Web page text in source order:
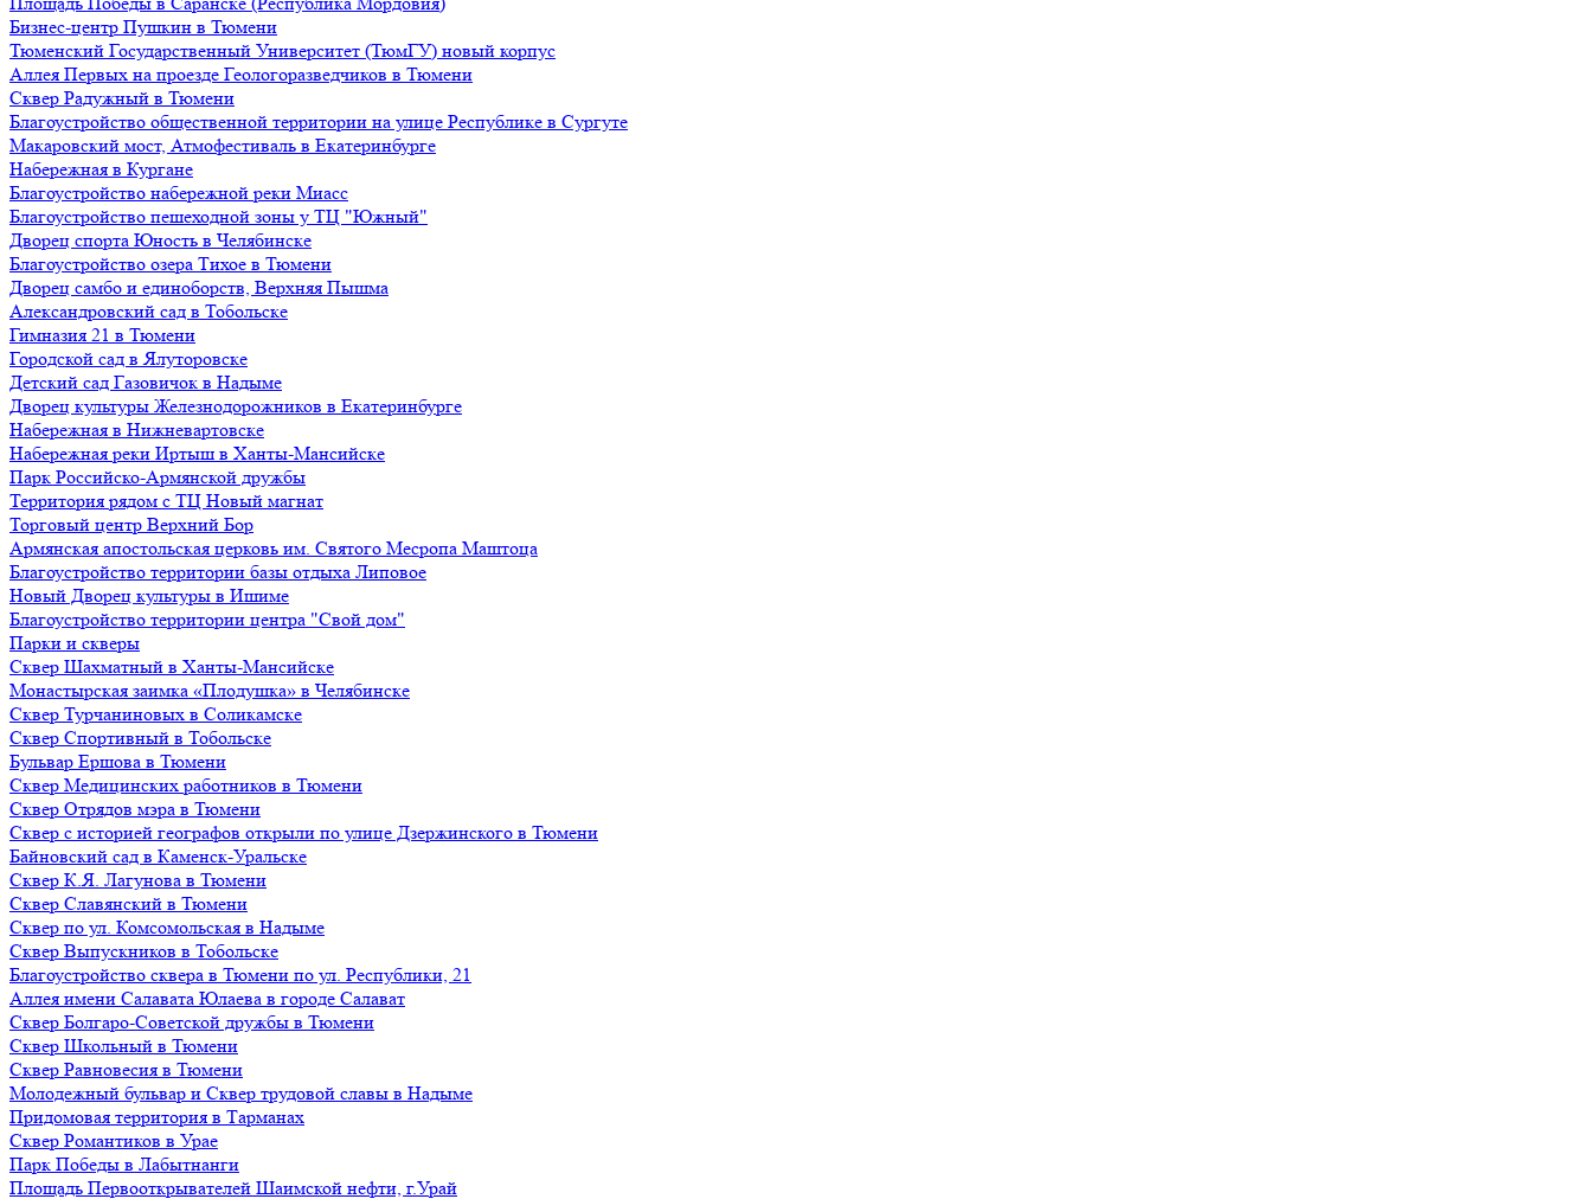
Бизнес-центр Пушкин в Тюмени
Тюменский Государственный Университет (ТюмГУ) новый корпус
Аллея Первых на проезде Геологоразведчиков в Тюмени
Сквер Радужный в Тюмени
Благоустройство общественной территории на улице Республике в Сургуте
Макаровский мост, Атмофестиваль в Екатеринбурге
Набережная в Кургане
Благоустройство набережной реки Миасс
Благоустройство пешеходной зоны у ТЦ "Южный"
Дворец спорта Юность в Челябинске
Благоустройство озера Тихое в Тюмени
Дворец самбо и единоборств, Верхняя Пышма
Александровский сад в Тобольске
Гимназия 21 в Тюмени
Городской сад в Ялуторовске
Детский сад Газовичок в Надыме
Дворец культуры Железнодорожников в Екатеринбурге
Набережная в Нижневартовске
Набережная реки Иртыш в Ханты-Мансийске
Парк Российско-Армянской дружбы
Территория рядом с ТЦ Новый магнат
Торговый центр Верхний Бор
Армянская апостольская церковь им. Святого Месропа Маштоца
Благоустройство территории базы отдыха Липовое
Нoвый Двoрeц культуры в Ишимe
Благоустройство территории центра "Свой дом"
Парки и скверы
Сквер Шахматный в Ханты-Мансийске
Монастырская заимка «Плодушка» в Челябинске
Сквер Турчаниновых в Соликамске
Сквер Спортивный в Тобольске
Бульвар Ершова в Тюмени
Сквер Медицинских работников в Тюмени
Сквер Отрядов мэра в Тюмени
Сквер с историей географов открыли по улице Дзержинского в Тюмени
Байновский сад в Каменск-Уральске
Сквер К.Я. Лагунова в Тюмени
Сквер Славянский в Тюмени
Сквер по ул. Комсомольская в Надыме
Сквер Выпускников в Тобольске
Благоустройство сквера в Тюмени по ул. Республики, 21
Аллея имени Салавата Юлаева в городе Салават
Сквер Болгаро-Советской дружбы в Тюмени
Сквер Школьный в Тюмени
Сквер Равновесия в Тюмени
Молодежный бульвар и Сквер трудовой славы в Надыме
Придомовая территория в Тарманах
Сквер Романтиков в Урае
Парк Победы в Лабытнанги
Площадь Первооткрывателей Шаимской нефти, г.Урай